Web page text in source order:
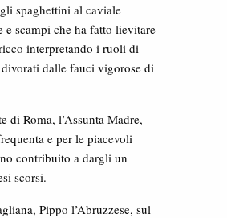
spaghettini al caviale
e scampi che ha fatto lievitare
interpretando i ruoli di
dalle fauci vigorose di
di Roma, l’Assunta Madre,
e per le piacevoli
contribuito a dargli un
scorsi.
Pippo l’Abruzzese, sul